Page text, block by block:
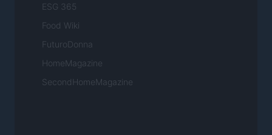
ESG 365
Food Wiki
FuturoDonna
HomeMagazine
SecondHomeMagazine